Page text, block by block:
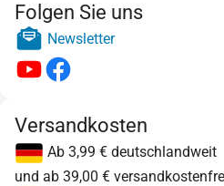
Folgen Sie uns
Newsletter
Versandkosten
Ab 3,99 € deutschlandweit
und ab 39,00 €